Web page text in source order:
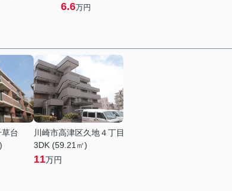
6.6万円
台
川崎市高津区久地４丁目
3DK (59.21㎡)
11万円